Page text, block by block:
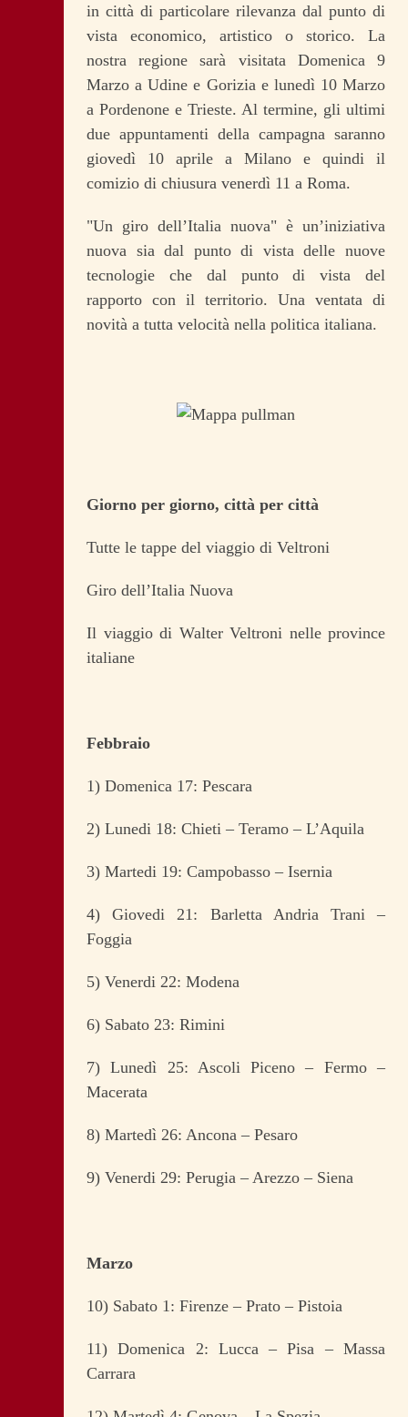
in città di particolare rilevanza dal punto di
vista economico, artistico o storico. La
nostra regione sarà visitata Domenica 9
Marzo a Udine e Gorizia e lunedì 10 Marzo
a Pordenone e Trieste. Al termine, gli ultimi
due appuntamenti della campagna saranno
giovedì 10 aprile a Milano e quindi il
comizio di chiusura venerdì 11 a Roma.
"Un giro dell’Italia nuova" è un’iniziativa
nuova sia dal punto di vista delle nuove
tecnologie che dal punto di vista del
rapporto con il territorio. Una ventata di
novità a tutta velocità nella politica italiana.
Giorno per giorno, città per città
Tutte le tappe del viaggio di Veltroni
Giro dell’Italia Nuova
Il viaggio di Walter Veltroni nelle province
italiane
Febbraio
1) Domenica 17: Pescara
2) Lunedi 18: Chieti – Teramo – L’Aquila
3) Martedi 19: Campobasso – Isernia
4) Giovedi 21: Barletta Andria Trani –
Foggia
5) Venerdi 22: Modena
6) Sabato 23: Rimini
7) Lunedì 25: Ascoli Piceno – Fermo –
Macerata
8) Martedì 26: Ancona – Pesaro
9) Venerdi 29: Perugia – Arezzo – Siena
Marzo
10) Sabato 1: Firenze – Prato – Pistoia
11) Domenica 2: Lucca – Pisa – Massa
Carrara